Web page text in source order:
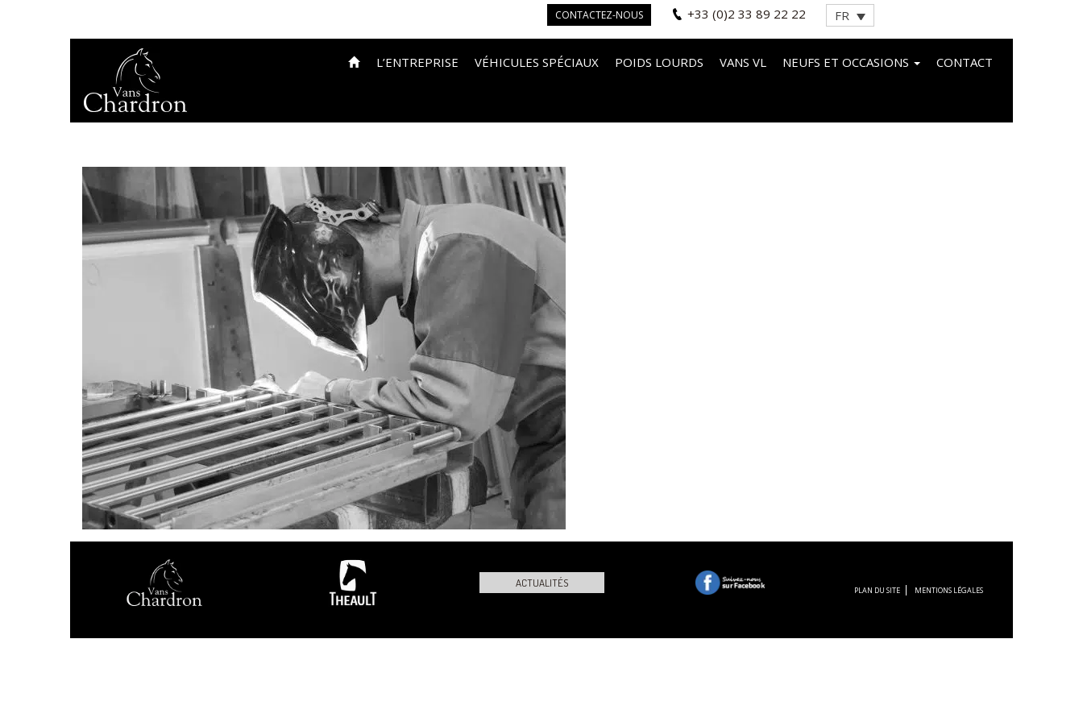
CONTACTEZ-NOUS +33 (0)2 33 89 22 22 FR
L’ENTREPRISE VÉHICULES SPÉCIAUX POIDS LOURDS VANS VL NEUFS ET OCCASIONS CONTACT
ACTUALITÉS
PLAN DU SITE MENTIONS LÉGALES